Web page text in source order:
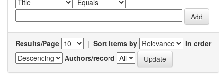
Results/Page | Sort items by
In order
Authors/record